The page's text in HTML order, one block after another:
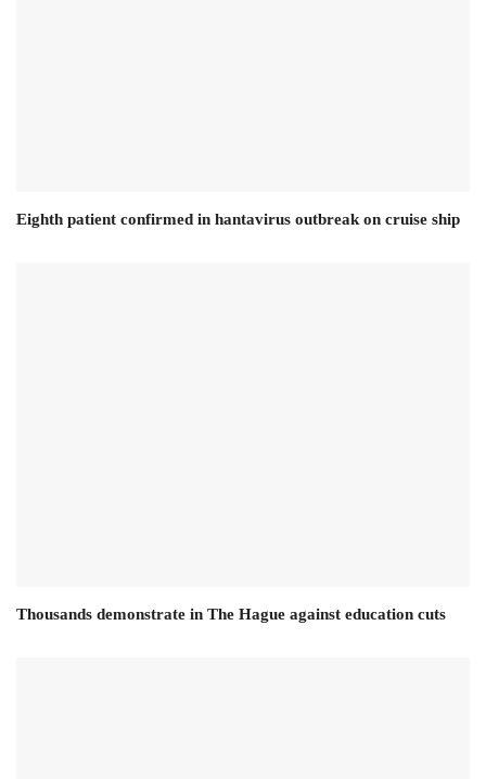
Eighth patient confirmed in hantavirus outbreak on cruise ship
Thousands demonstrate in The Hague against education cuts